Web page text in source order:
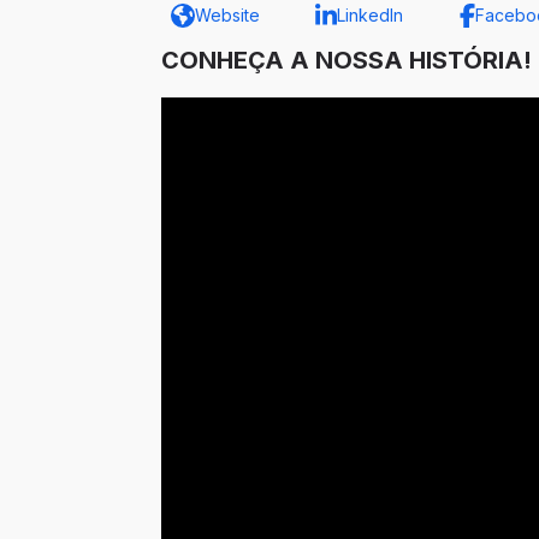
Website LinkedIn
CONHEÇA A NOSSA HISTÓRIA!